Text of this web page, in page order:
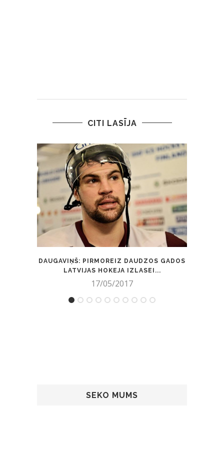
CITI LASĪJA
DAUGAVIŅŠ: PIRMOREIZ DAUDZOS GADOS
LATVIJAS HOKEJA IZLASEI...
17/05/2017
SEKO MUMS